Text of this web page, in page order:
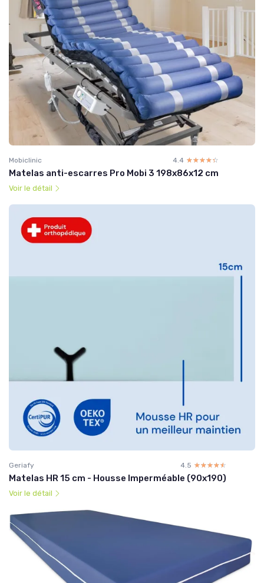
Mobiclinic 4.4 ☆☆☆☆☆
★★★★★
Matelas anti-escarres Pro Mobi 3 198x86x12 cm
Voir le détail
Geriafy 4.5 ☆☆☆☆☆
★★★★★
Matelas HR 15 cm - Housse Imperméable (90x190)
Voir le détail